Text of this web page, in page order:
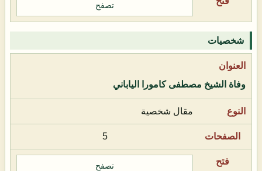
تصفح
شخصيات
وفاة الشيخ مصطفى كامورا الياباني
مقال شخصية
5
تصفح